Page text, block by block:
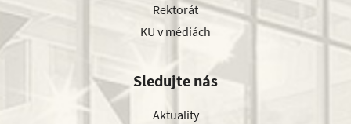
Rektorát
KU v médiách
Sledujte nás
Aktuality